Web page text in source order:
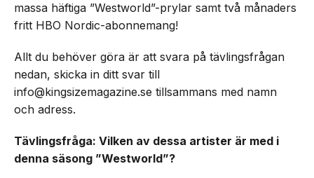
massa häftiga ”Westworld”-prylar samt två månaders
fritt HBO Nordic-abonnemang!
Allt du behöver göra är att svara på tävlingsfrågan
nedan, skicka in ditt svar till
info@kingsizemagazine.se tillsammans med namn
och adress.
Tävlingsfråga: Vilken av dessa artister är med i
denna säsong ”Westworld”?